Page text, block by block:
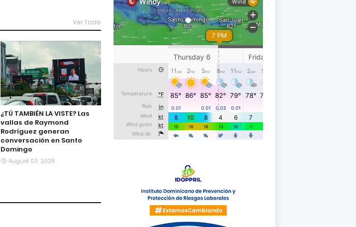
Ver todo
¿TÚ TAMBIÉN LA VISTE? Las
vallas de Raymond
Rodríguez generan
conversación en Santo
Domingo
August 03, 2026